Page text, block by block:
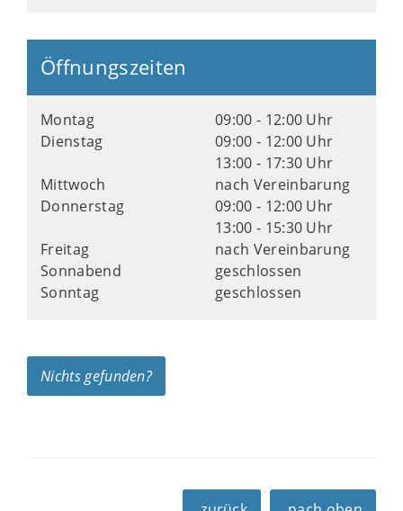
Öffnungszeiten
Montag
09:00 - 12:00 Uhr
Dienstag
09:00 - 12:00 Uhr
13:00 - 17:30 Uhr
Mittwoch
nach Vereinbarung
Donnerstag
09:00 - 12:00 Uhr
13:00 - 15:30 Uhr
Freitag
nach Vereinbarung
Sonnabend
geschlossen
Sonntag
geschlossen
Nichts gefunden?